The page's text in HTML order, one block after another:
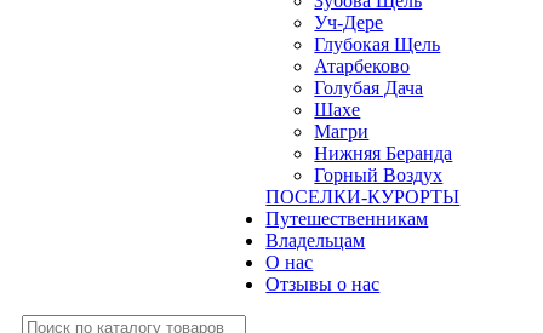
Уч-Дере
Глубокая Щель
Атарбеково
Голубая Дача
Шахе
Магри
Нижняя Беранда
Горный Воздух
ПОСЕЛКИ-КУРОРТЫ
Путешественникам
Владельцам
О нас
Отзывы о нас